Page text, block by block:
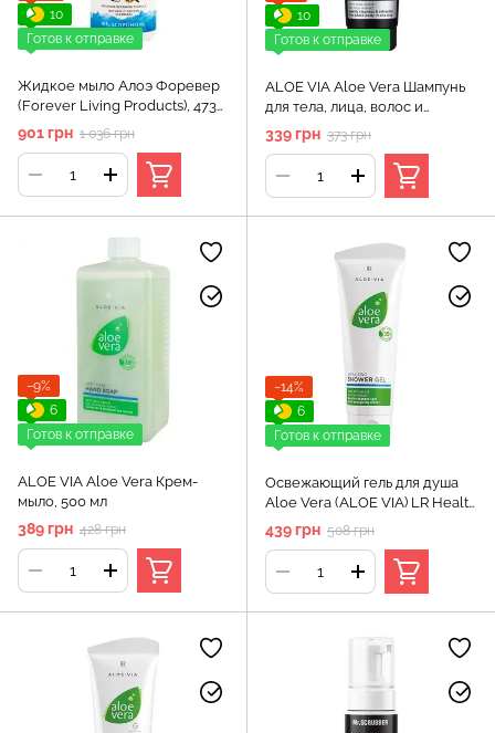
10
Готов к отправке
Жидкое мыло Алоэ Форевер
(Forever Living Products), 473
901 грн 1 036 грн
10
Готов к отправке
ALOE VIA Aloe Vera Шампунь
для тела, лица, волос и
339 грн 373 грн
−9%
6
Готов к отправке
ALOE VIA Aloe Vera Крем-
мыло, 500 мл
389 грн 428 грн
−14%
6
Готов к отправке
Освежающий гель для душа
Aloe Vera (ALOE VIA) LR Health
& Beauty, 250 мл
439 грн 508 грн